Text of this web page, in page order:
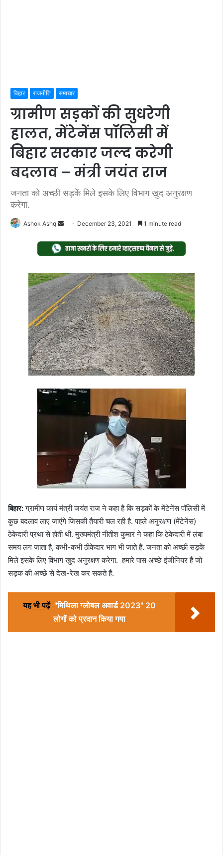
बिहार राजनीति समाचार
ग्रामीण सड़कों की सुधरेगी
हालत, मेंटेनेंस पॉलिसी में
बिहार सरकार जल्द करेगी
बदलाव – मंत्री जयंत राज
जनता को अच्छी सड़कें मिले इसके लिए विभाग खुद अनुरक्षण
करेगा.
Ashok Ashq
Send
email
December 23, 2021 1 minute read
बिहार:ग्रामीण कार्य मंत्री जयंत राज ने कहा है कि सड़कों के मेंटेनेंस पॉलिसी में
कुछ बदलाव लाए जाएंगे जिसकी तैयारी चल रही है. पहले अनुरक्षण (मेंटेनेंस)
ठेकेदारी प्रथा से होती थी. मुख्यमंत्री नीतीश कुमार ने कहा कि ठेकेदारी में लंबा
समय लग जाता है, कभी-कभी ठीकेदार भाग भी जाते हैं. जनता को अच्छी सड़कें
मिले इसके लिए विभाग खुद अनुरक्षण करेगा. हमारे पास अच्छे इंजीनियर हैं जो
सड़क की अच्छे से देख-रेख कर सकते हैं.
यह भी पढ़ें "मिथिला ग्लोबल अवार्ड 2023" 20
लोगों को प्रदान किया गया